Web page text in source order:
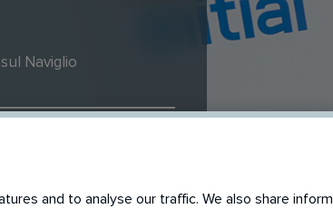
Naviglio
and to analyse our traffic. We also share